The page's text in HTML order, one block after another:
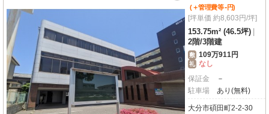
(＋管理費等-円)
[坪単価 約8,603円/坪]
153.75m² (46.5坪)
2階/3階建
敷 109万911円
礼 なし
保証金
－
駐車場
あり(無料)
大分市碩田町2-2-30